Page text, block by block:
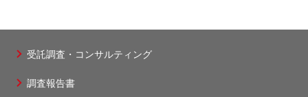
ッ
受託調査・コンサルティング
調査報告書